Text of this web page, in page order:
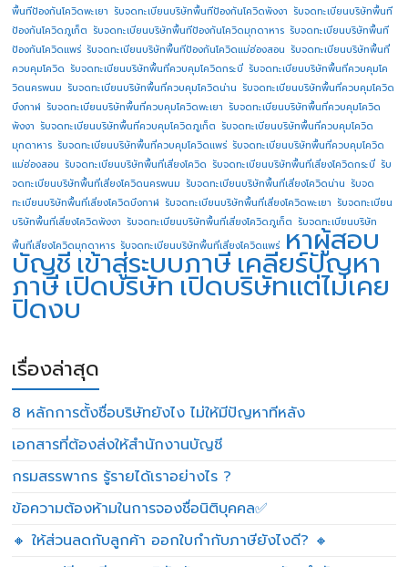
พื้นทีป้องกันโควิดพะเยา รับจดทะเบียนบริษัทพื้นทีป้องกันโควิดพังงา รับจดทะเบียนบริษัทพื้นที
ป้องกันโควิดภูเก็ต รับจดทะเบียนบริษัทพื้นทีป้องกันโควิดมุกดาหาร รับจดทะเบียนบริษัทพื้นที
ป้องกันโควิดแพร่ รับจดทะเบียนบริษัทพื้นทีป้องกันโควิดแม่ฮ่องสอน รับจดทะเบียนบริษัทพื้นที่
ควบคุมโควิด รับจดทะเบียนบริษัทพื้นที่ควบคุมโควิดกระบี่ รับจดทะเบียนบริษัทพื้นที่ควบคุมโค
วิดนครพนม รับจดทะเบียนบริษัทพื้นที่ควบคุมโควิดน่าน รับจดทะเบียนบริษัทพื้นที่ควบคุมโควิด
บึงกาฬ รับจดทะเบียนบริษัทพื้นที่ควบคุมโควิดพะเยา รับจดทะเบียนบริษัทพื้นที่ควบคุมโควิด
พังงา รับจดทะเบียนบริษัทพื้นที่ควบคุมโควิดภูเก็ต รับจดทะเบียนบริษัทพื้นที่ควบคุมโควิด
มุกดาหาร รับจดทะเบียนบริษัทพื้นที่ควบคุมโควิดแพร่ รับจดทะเบียนบริษัทพื้นที่ควบคุมโควิด
แม่ฮ่องสอน รับจดทะเบียนบริษัทพื้นที่เสี่ยงโควิด รับจดทะเบียนบริษัทพื้นที่เสี่ยงโควิดกระบี่ รับ
จดทะเบียนบริษัทพื้นที่เสี่ยงโควิดนครพนม รับจดทะเบียนบริษัทพื้นที่เสี่ยงโควิดน่าน รับจด
ทะเบียนบริษัทพื้นที่เสี่ยงโควิดบึงกาฬ รับจดทะเบียนบริษัทพื้นที่เสี่ยงโควิดพะเยา รับจดทะเบียน
บริษัทพื้นที่เสี่ยงโควิดพังงา รับจดทะเบียนบริษัทพื้นที่เสี่ยงโควิดภูเก็ต รับจดทะเบียนบริษัท
พื้นที่เสี่ยงโควิดมุกดาหาร รับจดทะเบียนบริษัทพื้นที่เสี่ยงโควิดแพร่ หาผู้สอบ
บัญชี เข้าสู่ระบบภาษี เคลียร์ปัญหา
ภาษีเปิดบริษัทเปิดบริษัทแต่ไม่เคย
ปิดงบ
เรื่องล่าสุด
8 หลักการตั้งชื่อบริษัทยังไง ไม่ให้มีปัญหาทีหลัง
เอกสารที่ต้องส่งให้สำนักงานบัญชี
กรมสรรพากร รู้รายได้เราอย่างไร ?
ข้อความต้องห้ามในการจองชื่อนิติบุคคล✅
🔸 ให้ส่วนลดกับลูกค้า ออกใบกำกับภาษียังไงดี? 🔸